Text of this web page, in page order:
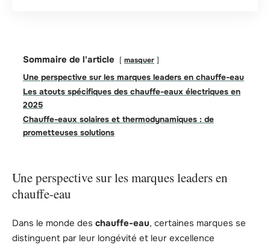
Sommaire de l'article masquer
Une perspective sur les marques leaders en chauffe-eau
Les atouts spécifiques des chauffe-eaux électriques en
2025
Chauffe-eaux solaires et thermodynamiques : de
prometteuses solutions
Une perspective sur les marques leaders en
chauffe-eau
Dans le monde des chauffe-eau, certaines marques se
distinguent par leur longévité et leur excellence